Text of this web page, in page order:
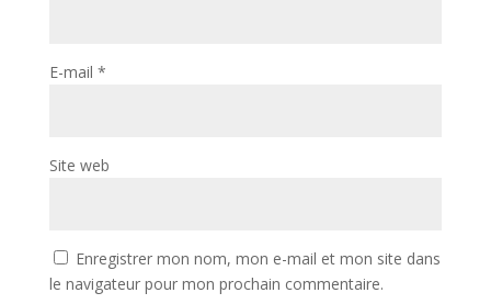
E-mail *
Site web
Enregistrer mon nom, mon e-mail et mon site dans
le navigateur pour mon prochain commentaire.